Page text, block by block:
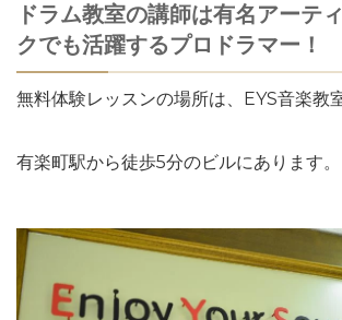
ドラム教室の講師は有名アーテ
クでも活躍するプロドラマー！
無料体験レッスンの場所は、EYS音楽教
有楽町駅から徒歩5分のビルにあります。